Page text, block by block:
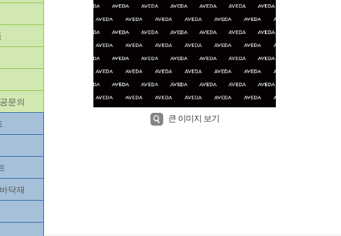
문의
닥재
큰 이미지 보기